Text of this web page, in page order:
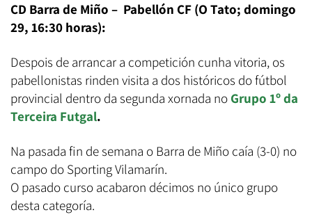
CD Barra de Miño – Pabellón CF (O Tato; domingo
29, 16:30 horas):
Despois de arrancar a competición cunha vitoria, os
pabellonistas rinden visita a dos históricos do fútbol
provincial dentro da segunda xornada no Grupo 1º da
Terceira Futgal.
Na pasada fin de semana o Barra de Miño caía (3-0) no
campo do Sporting Vilamarín.
O pasado curso acabaron décimos no único grupo
desta categoría.